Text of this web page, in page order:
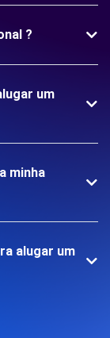
?
um
minha
alugar um